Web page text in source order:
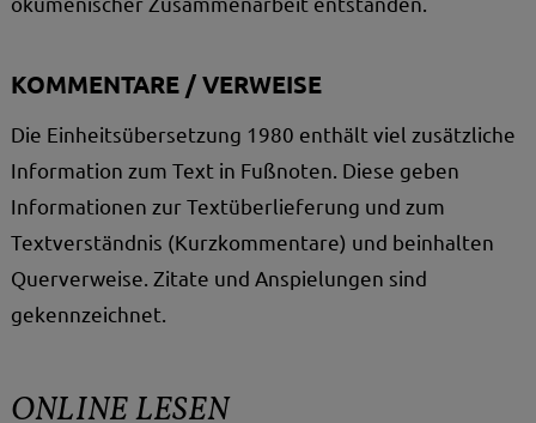
KOMMENTARE / VERWEISE
Die Einheitsübersetzung 1980 enthält viel zusätzliche
Information zum Text in Fußnoten. Diese geben
Informationen zur Textüberlieferung und zum
Textverständnis (Kurzkommentare) und beinhalten
Querverweise. Zitate und Anspielungen sind
gekennzeichnet.
ONLINE LESEN